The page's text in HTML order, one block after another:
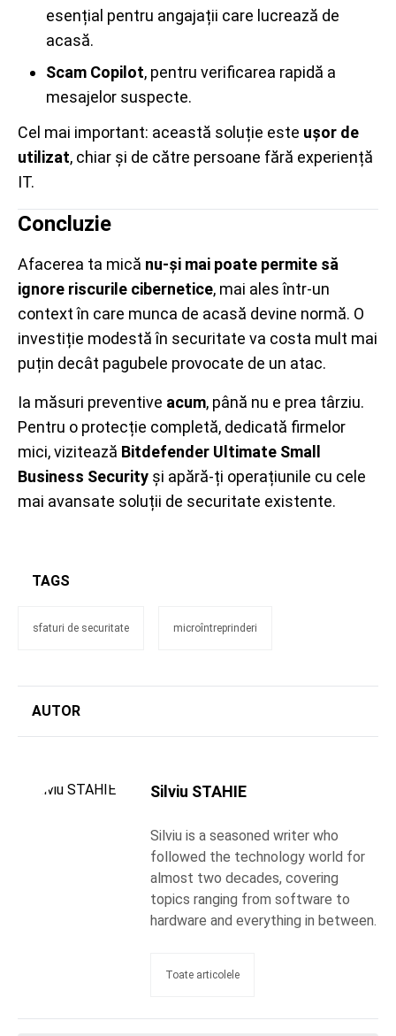
esențial pentru angajații care lucrează de
acasă.
Scam Copilot, pentru verificarea rapidă a
mesajelor suspecte.
Cel mai important: această soluție este ușor de
utilizat, chiar și de către persoane fără experiență
IT.
Concluzie
Afacerea ta mică nu-și mai poate permite să
ignore riscurile cibernetice, mai ales într-un
context în care munca de acasă devine normă. O
investiție modestă în securitate va costa mult mai
puțin decât pagubele provocate de un atac.
Ia măsuri preventive acum, până nu e prea târziu.
Pentru o protecție completă, dedicată firmelor
mici, vizitează Bitdefender Ultimate Small
Business Security și apără-ți operațiunile cu cele
mai avansate soluții de securitate existente.
TAGS
sfaturi de securitate microîntreprinderi
AUTOR
Silviu STAHIE
Silviu is a seasoned writer who
followed the technology world for
almost two decades, covering
topics ranging from software to
hardware and everything in between.
Toate articolele